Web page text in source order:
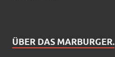
ÜBER DAS MARBURGER.